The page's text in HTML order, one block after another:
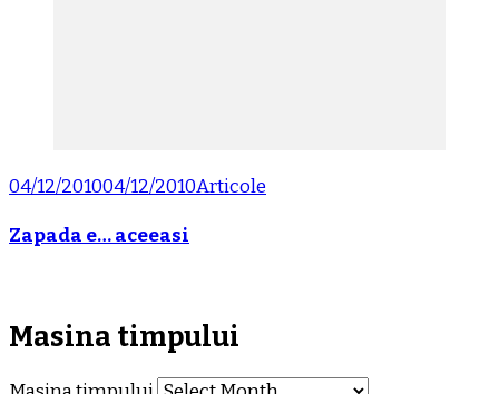
04/12/201004/12/2010Articole
Zapada e… aceeasi
Masina timpului